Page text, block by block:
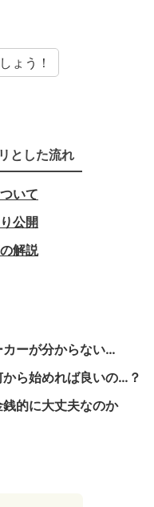
ょう！
とした流れ
いて
公開
解説
カーが分からない…
ら始めれば良いの…？
的に大丈夫なのか